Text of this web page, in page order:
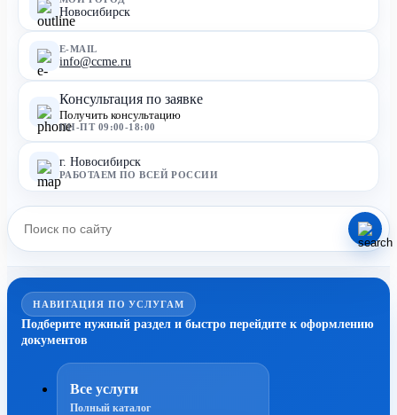
Новосибирск
E-MAIL
info@ccme.ru
Консультация по заявке
Получить консультацию
ПН-ПТ 09:00-18:00
г. Новосибирск
РАБОТАЕМ ПО ВСЕЙ РОССИИ
НАВИГАЦИЯ ПО УСЛУГАМ
Подберите нужный раздел и быстро перейдите к оформлению
документов
Все услуги
Полный каталог